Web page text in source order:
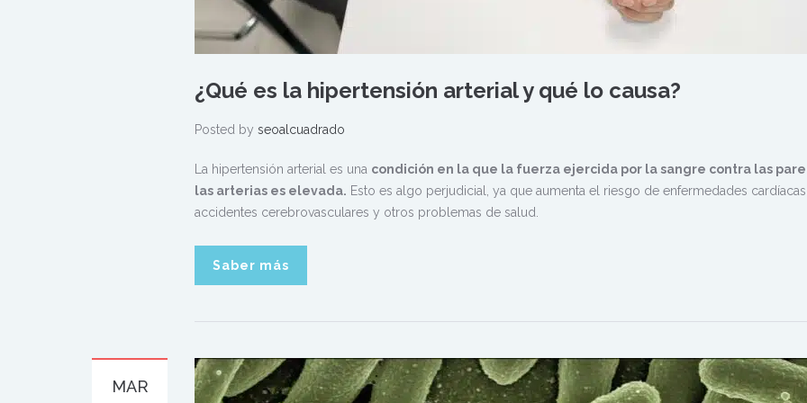
¿Qué es la hipertensión arterial y qué lo causa?
Posted by seoalcuadrado
La hipertensión arterial es una condición en la que la fuerza ejercida por la sangre contra las
las arterias es elevada. Esto es algo perjudicial, ya que aumenta el riesgo de enfermedades
accidentes cerebrovasculares y otros problemas de salud.
Saber más
MAR